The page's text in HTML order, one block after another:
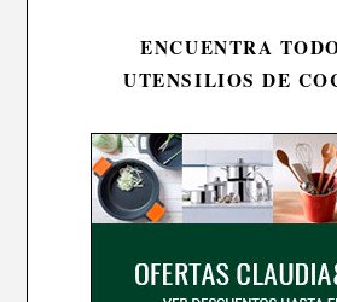
ENCUENTRA
UTENSILIOS DE